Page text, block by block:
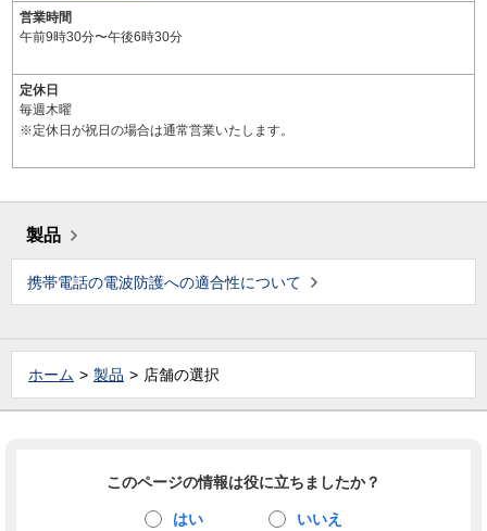
営業時間
午前9時30分〜午後6時30分
定休日
毎週木曜
※定休日が祝日の場合は通常営業いたします。
製品
携帯電話の電波防護への適合性について
ホーム 製品 店舗の選択
このページの情報は役に立ちましたか？
はい いいえ